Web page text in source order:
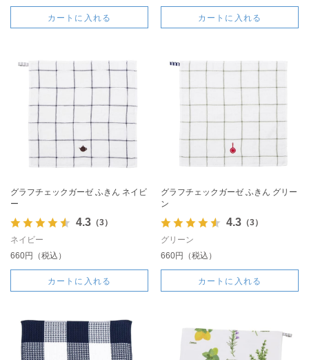
カートに入れる カートに入れる
グラフチェックガーゼ ふきん ネイビ
ー
4.3（3）
ネイビー
660円（税込）
カートに入れる
グラフチェックガーゼ ふきん グリー
ン
4.3（3）
グリーン
660円（税込）
カートに入れる